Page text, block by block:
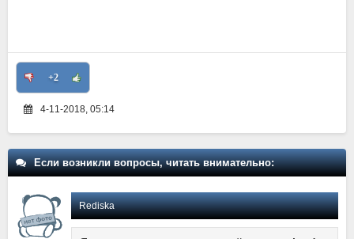
+2
4-11-2018, 05:14
Если возникли вопросы, читать внимательно:
Rediska